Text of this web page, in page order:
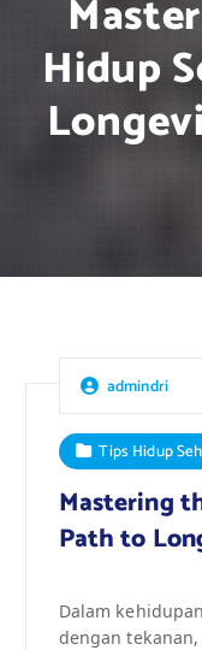
Hidup
admindri
Tips Hidup
Mastering
Path to
Dalam
dengan